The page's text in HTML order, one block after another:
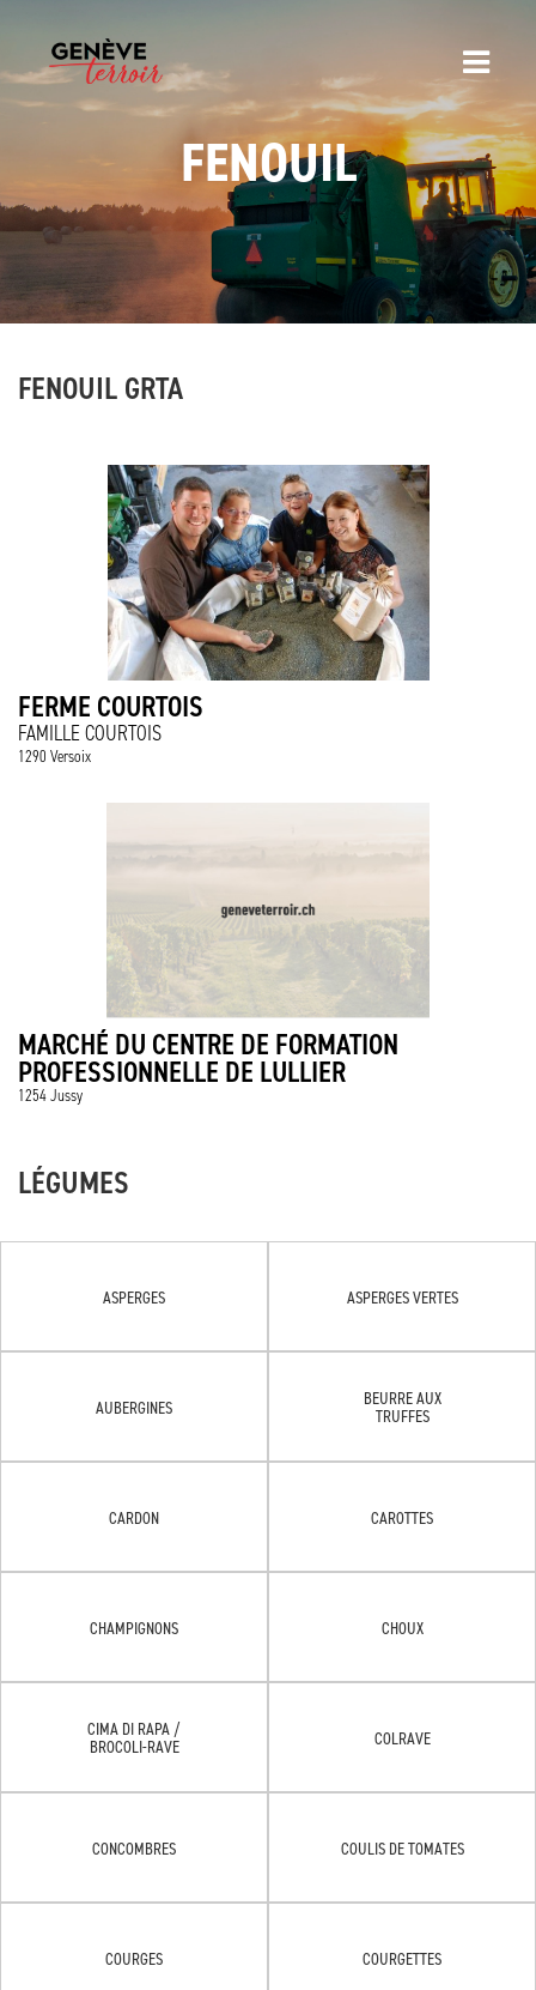
FENOUIL
FENOUIL GRTA
FERME COURTOIS
FAMILLE COURTOIS
1290 Versoix
MARCHÉ DU CENTRE DE FORMATION
PROFESSIONNELLE DE LULLIER
1254 Jussy
LÉGUMES
ASPERGES ASPERGES VERTES
AUBERGINES
BEURRE AUX
TRUFFES
CARDON CAROTTES
CHAMPIGNONS CHOUX
CIMA DI RAPA /
BROCOLI-RAVE
COLRAVE
CONCOMBRES COULIS DE TOMATES
COURGES COURGETTES